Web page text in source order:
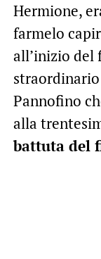
Hermione,
farmelo
all’inizio del
straordinario
Pannofino
alla
battuta del